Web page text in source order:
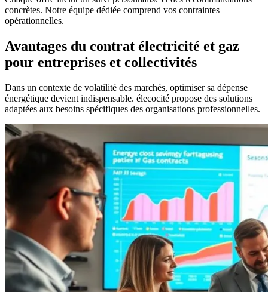
concrètes. Notre équipe dédiée comprend vos contraintes
opérationnelles.
Avantages du contrat électricité et gaz
pour entreprises et collectivités
Dans un contexte de volatilité des marchés, optimiser sa dépense
énergétique devient indispensable. élecocité propose des solutions
adaptées aux besoins spécifiques des organisations professionnelles.